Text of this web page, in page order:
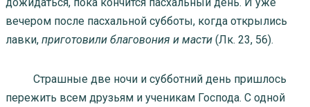
вечером после пасхальной субботы, когда открылись
лавки, приготовили благовония и масти(Лк. 23, 56).
Страшные две ночи и субботний день пришлось
пережить всем друзьям и ученикам Господа. С одной